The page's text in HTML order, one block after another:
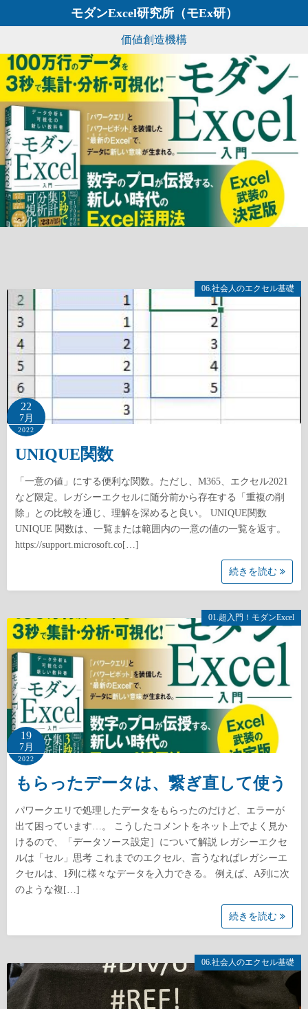
ン
ン
ツ
ス
キ
ッ
プ
モダンExcel研究所（モEx研）
価値創造機構
06.社会人のエクセル基礎
22
7月
2022
UNIQUE関数
「一意の値」にする便利な関数。ただし、M365、エクセル2021
など限定。レガシーエクセルに随分前から存在する「重複の削
除」との比較を通じ、理解を深めると良い。 UNIQUE関数
UNIQUE 関数は、一覧または範囲内の一意の値の一覧を返す。
https://support.microsoft.co[…]
続きを読む
01.超入門！モダンExcel
19
7月
2022
もらったデータは、繋ぎ直して使う
パワークエリで処理したデータをもらったのだけど、エラーが
出て困っています…。 こうしたコメントをネット上でよく見か
けるので、「データソース設定］について解説 レガシーエクセ
ルは「セル」思考 これまでのエクセル、言うなればレガシーエ
クセルは、1列に様々なデータを入力できる。 例えば、A列に次
のような複[…]
続きを読む
06.社会人のエクセル基礎